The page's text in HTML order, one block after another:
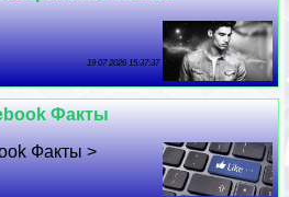
19 07 2026 15:37:37
Факты
Факты >